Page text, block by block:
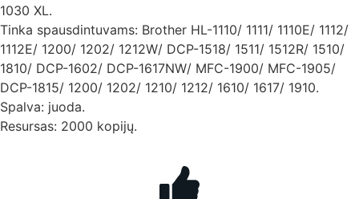
1030 XL.
Tinka spausdintuvams: Brother HL-1110/ 1111/ 1110E/ 1112/
1112E/ 1200/ 1202/ 1212W/ DCP-1518/ 1511/ 1512R/ 1510/
1810/ DCP-1602/ DCP-1617NW/ MFC-1900/ MFC-1905/
DCP-1815/ 1200/ 1202/ 1210/ 1212/ 1610/ 1617/ 1910.
Spalva: juoda.
Resursas: 2000 kopijų.